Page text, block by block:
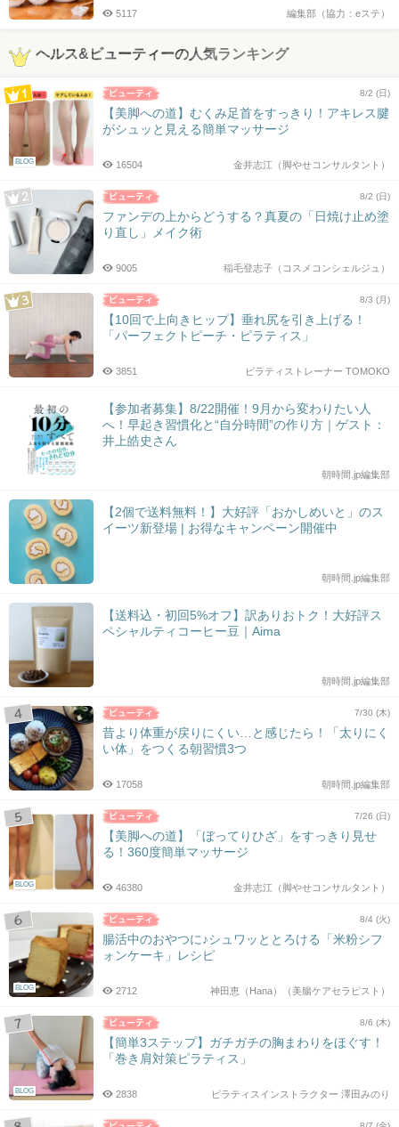
編集部（協力：eステ）
5117
ヘルス&ビューティーの人気ランキング
BLOG
8/2 (日)
【美脚への道】むくみ足首をすっきり！アキレス腱
がシュッと見える簡単マッサージ
金井志江（脚やせコンサルタント）
16504
8/2 (日)
ファンデの上からどうする？真夏の「日焼け止め塗
り直し」メイク術
稲毛登志子（コスメコンシェルジュ）
9005
8/3 (月)
【10回で上向きヒップ】垂れ尻を引き上げる！
「パーフェクトピーチ・ピラティス」
ピラティストレーナー TOMOKO
3851
【参加者募集】8/22開催！9月から変わりたい人
へ！早起き習慣化と“自分時間”の作り方｜ゲスト：
井上皓史さん
朝時間.jp編集部
【2個で送料無料！】大好評「おかしめいと」のス
イーツ新登場 | お得なキャンペーン開催中
朝時間.jp編集部
【送料込・初回5%オフ】訳ありおトク！大好評ス
ペシャルティコーヒー豆｜Aima
朝時間.jp編集部
7/30 (木)
昔より体重が戻りにくい…と感じたら！「太りにく
い体」をつくる朝習慣3つ
朝時間.jp編集部
17058
BLOG
7/26 (日)
【美脚への道】「ぼってりひざ」をすっきり見せ
る！360度簡単マッサージ
金井志江（脚やせコンサルタント）
46380
BLOG
8/4 (火)
腸活中のおやつに♪シュワッととろける「米粉シフ
ォンケーキ」レシピ
神田恵（Hana）（美腸ケアセラピスト）
2712
BLOG
8/6 (木)
【簡単3ステップ】ガチガチの胸まわりをほぐす！
「巻き肩対策ピラティス」
ピラティスインストラクター 澤田みのり
2838